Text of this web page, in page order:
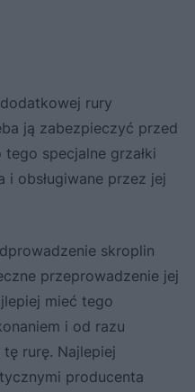
rury
ją zabezpieczyć przed
specjalne grzałki
i obsługiwane przez jej
skroplin
przeprowadzenie jej
mieć tego
i od razu
rurę. Najlepiej
producenta